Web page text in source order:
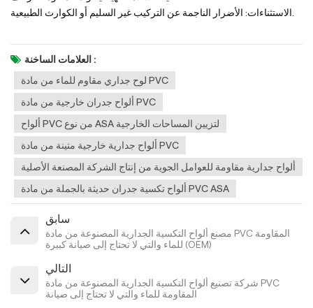
الاستثناءات: الأضرار الناجمة عن التركيب غير السليم أو الكوارث الطبيعية.
العلامات الساخنة :
لوح جداري مقاوم للماء من مادة PVC
ألواح جدران خارجية من مادة PVC
ألواح PVC من نوع ASA لتزيين المساحات الخارجية
ألواح جدارية خارجية متينة من مادة PVC
ألواح جدارية مقاومة للعوامل الجوية من إنتاج الشركة المصنعة الأصلية
ألواح تكسية جدران حديثة بالجملة من مادة PVC ASA
سابق
مصنع ألواح التكسية الجدارية المصنوعة من مادة PVC المقاومة
للماء والتي لا تحتاج إلى صيانة كبيرة (OEM)
التالي
شركة تصنيع ألواح التكسية الجدارية المصنوعة من مادة PVC
المقاومة للماء والتي لا تحتاج إلى صيانة